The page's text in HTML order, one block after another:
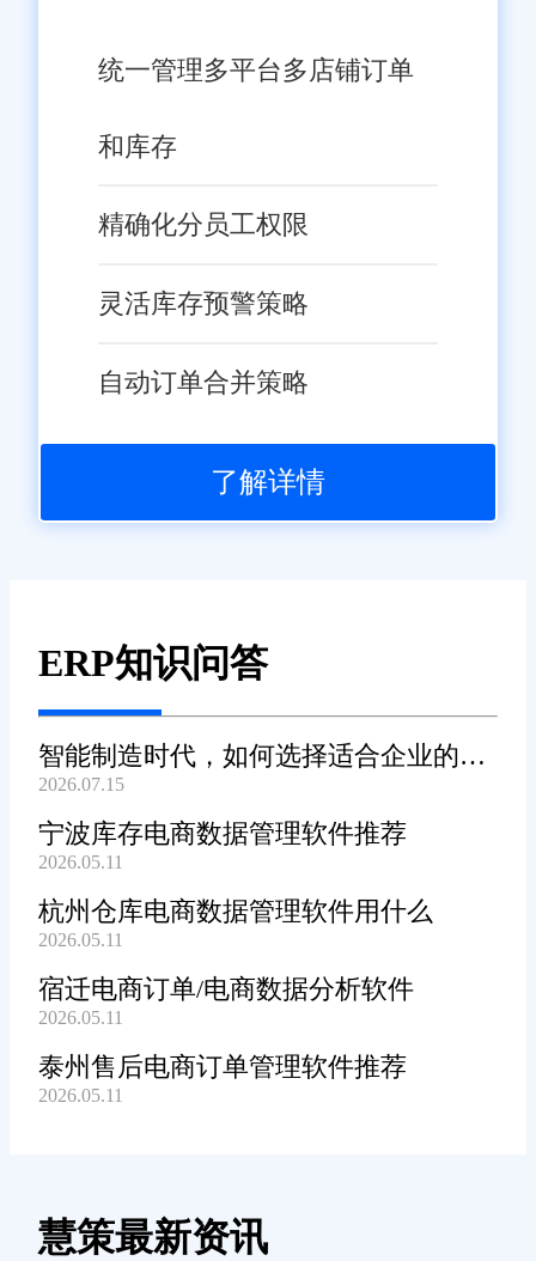
统一管理多平台多店铺订单
和库存
精确化分员工权限
灵活库存预警策略
自动订单合并策略
了解详情
ERP知识问答
智能制造时代，如何选择适合企业的
WMS系统?
2026.07.15
宁波库存电商数据管理软件推荐
2026.05.11
杭州仓库电商数据管理软件用什么
2026.05.11
宿迁电商订单/电商数据分析软件
2026.05.11
泰州售后电商订单管理软件推荐
2026.05.11
慧策最新资讯